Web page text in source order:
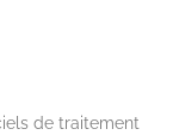
de traitement